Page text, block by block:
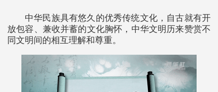
中华民族具有悠久的优秀传统文化，自古就有开
放包容、兼收并蓄的文化胸怀，中华文明历来赞赏不
同文明间的相互理解和尊重。